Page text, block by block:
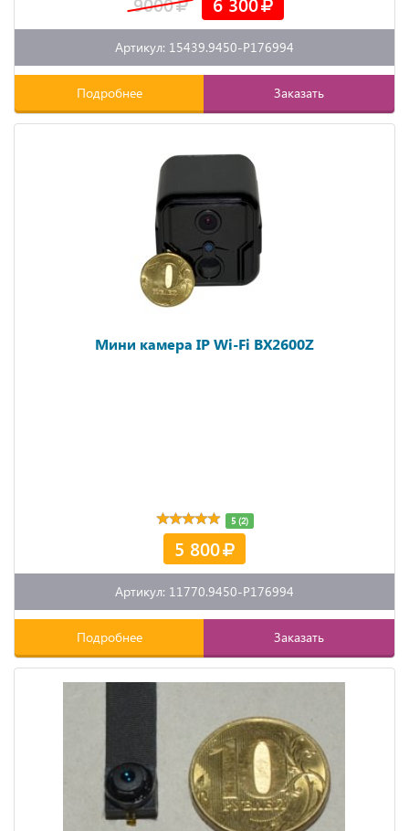
Артикул: 15439.9450-P176994
Подробнее Заказать
Мини камера IP Wi-Fi BX2600Z
5 (2)
5 800
Артикул: 11770.9450-P176994
Подробнее Заказать